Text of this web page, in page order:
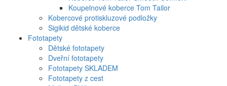
Koupelnové koberce Tom Tailor
Kobercové protiskluzové podložky
Sigikid dětské koberce
Fototapety
Dětské fototapety
Dveřní fototapety
Fototapety SKLADEM
Fototapety z cest